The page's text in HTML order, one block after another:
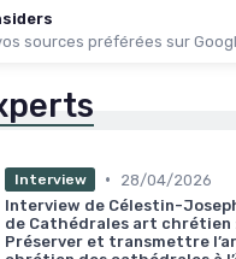
sources préférées sur
Interview •
28/04/2026
Interview de Célestin-
de Cathédrales art chrétien
Préserver et transmettre